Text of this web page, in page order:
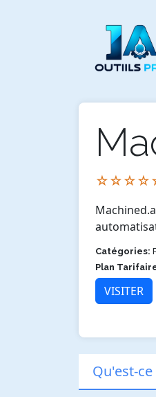
Catégories:
Plan
VISITER
Qu'est-